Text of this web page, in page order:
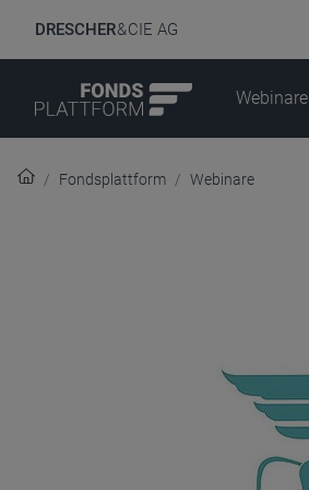
DRESCHER& CIE AG
Webinare
Fondsplattform Webinare